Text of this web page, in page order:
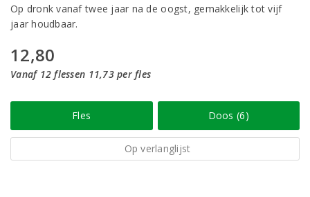
Op dronk vanaf twee jaar na de oogst, gemakkelijk tot vijf
jaar houdbaar.
12,80
Vanaf 12 flessen 11,73 per fles
Fles Doos (6)
Op verlanglijst